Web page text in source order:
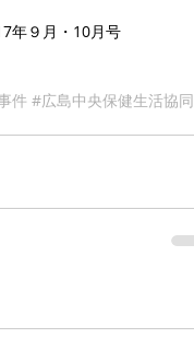
年９月・10月号
件 #広島中央保健生活協同